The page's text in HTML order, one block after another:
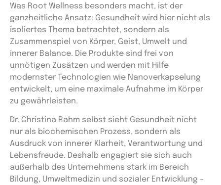
Was Root Wellness besonders macht, ist der
ganzheitliche Ansatz: Gesundheit wird hier nicht als
isoliertes Thema betrachtet, sondern als
Zusammenspiel von Körper, Geist, Umwelt und
innerer Balance. Die Produkte sind frei von
unnötigen Zusätzen und werden mit Hilfe
modernster Technologien wie Nanoverkapselung
entwickelt, um eine maximale Aufnahme im Körper
zu gewährleisten.
Dr. Christina Rahm selbst sieht Gesundheit nicht
nur als biochemischen Prozess, sondern als
Ausdruck von innerer Klarheit, Verantwortung und
Lebensfreude. Deshalb engagiert sie sich auch
außerhalb des Unternehmens stark im Bereich
Bildung, Umweltmedizin und sozialer Entwicklung –